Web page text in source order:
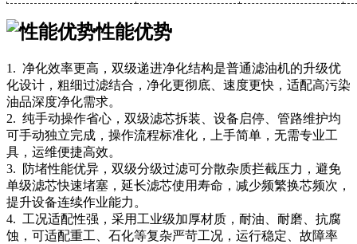
性能优势
1. 净化效率更高，双级递进净化结构是普通滤油机的升级优
化设计，粗细过滤结合，净化更彻底、速度更快，适配高污染
油品深度净化需求。
2. 纯手动操作省心，双级滤芯拆装、设备启停、管路维护均
可手动独立完成，操作流程标准化，上手简单，无需专业工
具，运维便捷高效。
3. 防堵性能优异，双级分级过滤可分散杂质拦截压力，避免
单级滤芯快速堵塞，延长滤芯使用寿命，减少频繁换芯频次，
提升设备连续作业能力。
4. 工况适配性强，采用工业级加厚材质，耐油、耐磨、抗腐
蚀，可适配重工、石化等复杂严苛工况，运行稳定、故障率